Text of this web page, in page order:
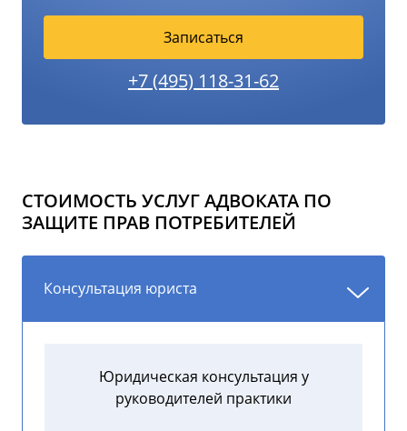
Записаться
+7 (495) 118-31-62
СТОИМОСТЬ УСЛУГ АДВОКАТА ПО
ЗАЩИТЕ ПРАВ ПОТРЕБИТЕЛЕЙ
Консультация юриста
Юридическая консультация у
руководителей практики